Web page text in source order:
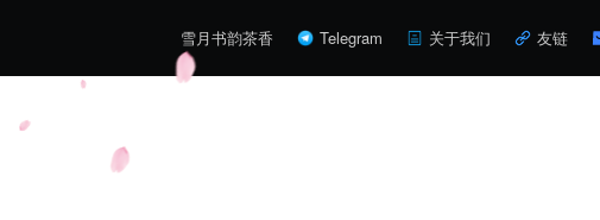
雪月书韵茶香 Telegram 关于我们 友链